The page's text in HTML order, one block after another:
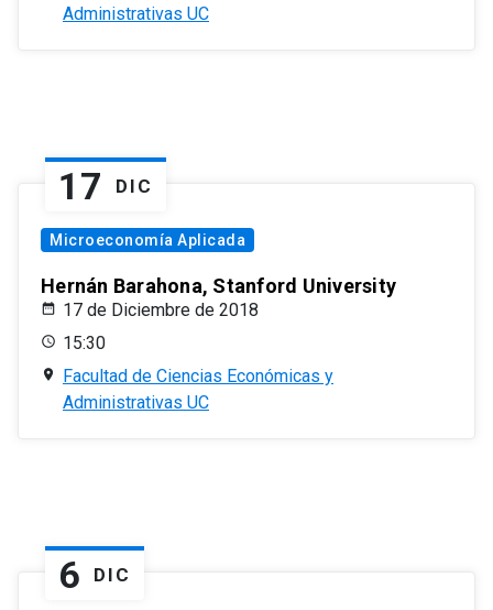
Administrativas UC
17 DIC
Microeconomía Aplicada
Hernán Barahona, Stanford University
17 de Diciembre de 2018
15:30
Facultad de Ciencias Económicas y
Administrativas UC
6 DIC